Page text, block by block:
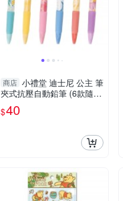
商店 小禮堂 迪士尼 公主 筆
夾式抗壓自動鉛筆 (6款隨
機) 4713752-120020
$40